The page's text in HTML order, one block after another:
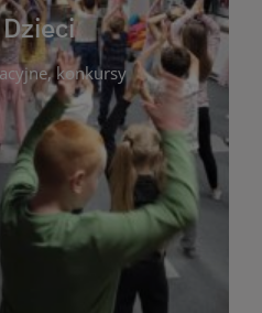
konkursy
Dzieci
z myślą o najmłodszych
Znajdziesz tu
konkursach
z autorami książek dla
bogaty wybór bajek,
a także przyjazny
czytania. Pragniemy